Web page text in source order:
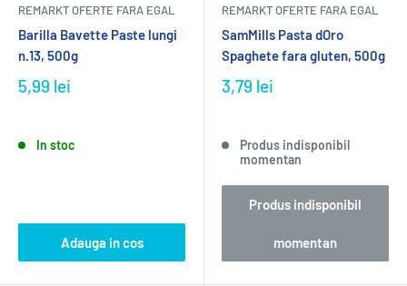
REMARKT OFERTE FARA EGAL
Barilla Bavette Paste lungi
n.13, 500g
5,99 lei
In stoc
Adauga in cos
REMARKT OFERTE FARA EGAL
SamMills Pasta dOro
Spaghete fara gluten, 500g
3,79 lei
Produs indisponibil
momentan
Produs indisponibil
momentan